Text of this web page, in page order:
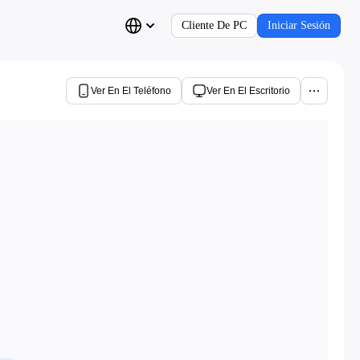
Cliente De PC Iniciar Sesión
Ver En El Teléfono Ver En El Escritorio